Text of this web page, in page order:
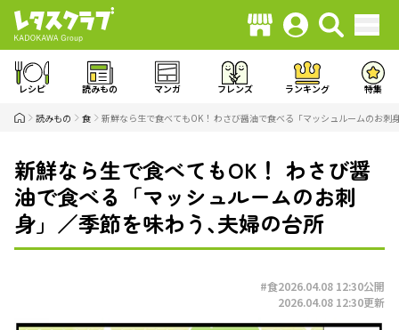
レシピ 読みもの マンガ フレンズ ランキング 特集
読みもの 食 新鮮なら生で食べてもOK！ わさび醤油で食べる「マッシュルームのお刺
新鮮なら生で食べてもOK！ わさび醤
油で食べる「マッシュルームのお刺
身」／季節を味わう､夫婦の台所
#食2026.04.08 12:30公開
2026.04.08 12:30更新